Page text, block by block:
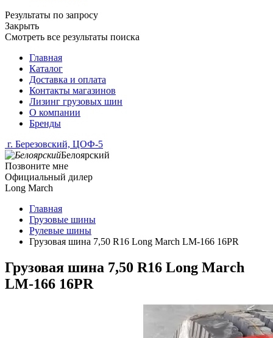
Результаты по запросу
Закрыть
Смотреть все результаты поиска
Главная
Каталог
Доставка и оплата
Контакты магазинов
Лизинг грузовых шин
О компании
Бренды
г. Березовский, ЦОФ-5
Белоярский
Позвоните мне
Официальный дилер
Long March
Главная
Грузовые шины
Рулевые шины
Грузовая шина 7,50 R16 Long March LM-166 16PR
Грузовая шина 7,50 R16 Long March
LM-166 16PR